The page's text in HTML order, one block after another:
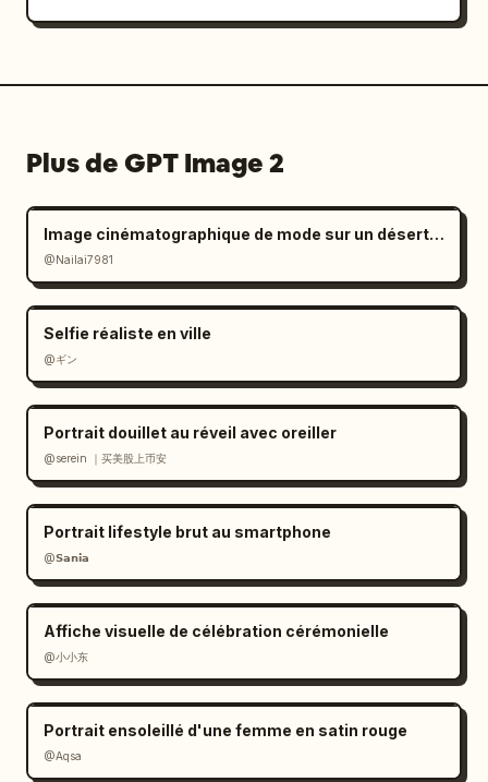
Plus de GPT Image 2
Image cinématographique de mode sur un désert de sel à l'ambiance mélancolique
@Nailai7981
Selfie réaliste en ville
@ギン
Portrait douillet au réveil avec oreiller
@serein ｜买美股上币安
Portrait lifestyle brut au smartphone
@𝗦𝗮𝗻𝗶𝗮
Affiche visuelle de célébration cérémonielle
@小小东
Portrait ensoleillé d'une femme en satin rouge
@Aqsa